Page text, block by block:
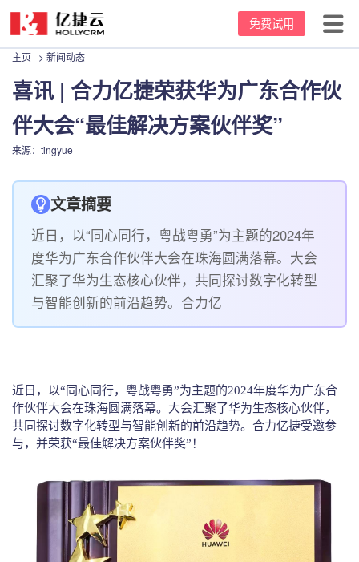
免费试用
首页
产品中心
云呼叫中心
客服电话系统
电话外呼系统
外呼机器人
95呼叫中心
坐席价格
客户案例
资源中心
新闻动态
办理攻略
常用话术
关于我们
公司介绍
发展里程碑
主页 > 新闻动态
喜讯 | 合力亿捷荣获华为广东合作伙
伴大会“最佳解决方案伙伴奖”
来源：tingyue
文章摘要
近日，以“同心同行，粤战粤勇”为主题的2024年
度华为广东合作伙伴大会在珠海圆满落幕。大会
汇聚了华为生态核心伙伴，共同探讨数字化转型
与智能创新的前沿趋势。合力亿
近日，以“同心同行，粤战粤勇”为主题的2024年度华为广东合
作伙伴大会在珠海圆满落幕。大会汇聚了华为生态核心伙伴，
共同探讨数字化转型与智能创新的前沿趋势。合力亿捷受邀参
与，并荣获“最佳解决方案伙伴奖”！